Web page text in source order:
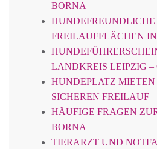
BORNA
HUNDEFREUNDLICHE
FREILAUFFLÄCHEN
LANDKREIS LEIPZIG –
HUNDEPLATZ MIETEN
SICHEREN FREILAUF
HÄUFIGE FRAGEN
BORNA
TIERARZT UND